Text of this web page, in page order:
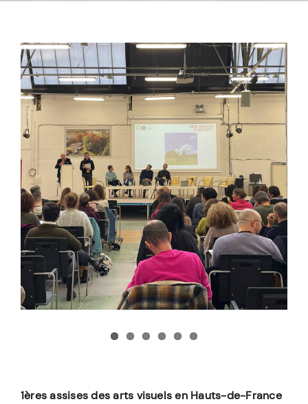
1ères assises des arts visuels en Hauts-de-France